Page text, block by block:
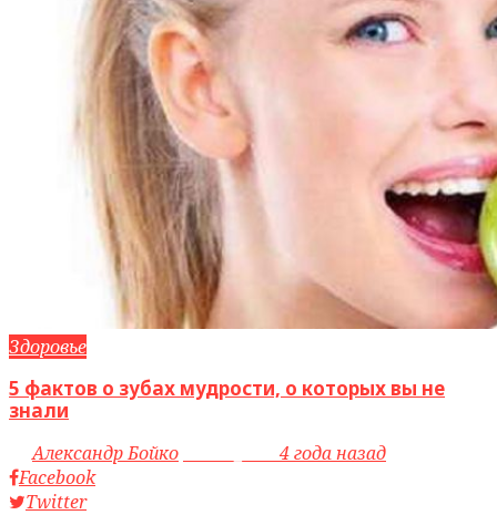
Здоровье
5 фактов о зубах мудрости, о которых вы не
знали
byАлександр Бойко
4 года назад
Facebook
Twitter